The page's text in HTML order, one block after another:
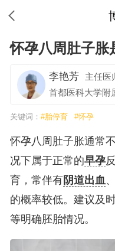
怀孕八周肚子胀
李艳芳
主任医
首都医科大学附
关键词： #胎停育 #怀孕
怀孕八周肚子胀通常
况下属于正常的早孕
育，常伴有阴道出血
的概率较低。建议及
等明确胚胎情况。